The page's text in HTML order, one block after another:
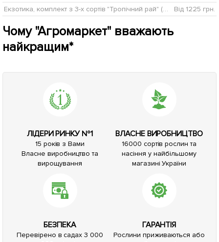
Екзотика, комплект з 3-х сортів "Тропічний рай" (Tropical paradise) 3шт саджанців + найкраще добриво
Від 1225 грн.
Чому "Агромаркет" вважають
найкращим*
ЛІДЕРИ РИНКУ №1
15 років з Вами
Власне виробництво та
вирощування
ВЛАСНЕ ВИРОБНИЦТВО
16000 сортів рослин та
насіння у найбільшому
магазині України
БЕЗПЕКА
Перевірено в садах 3 000
ГАРАНТІЯ
Рослини приживаються або